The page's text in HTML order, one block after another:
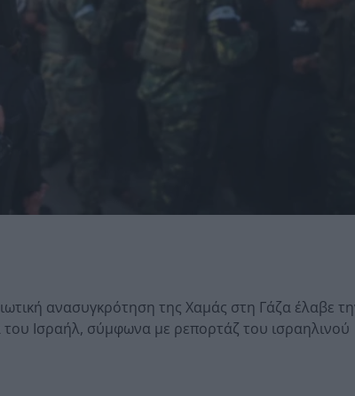
ανασυγκρότηση της Χαμάς στη Γάζα έλαβε
του Ισραήλ, σύμφωνα με ρεπορτάζ του ισραηλινού